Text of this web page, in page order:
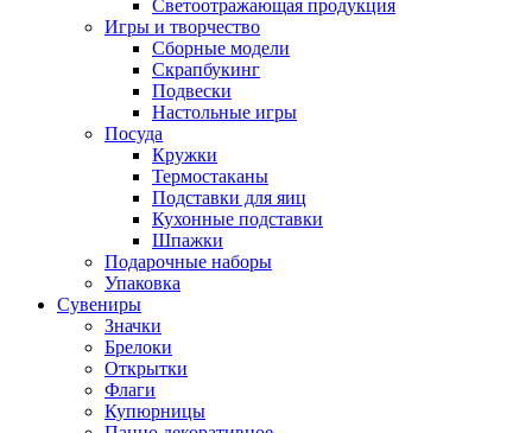
Светоотражающая продукция
Игры и творчество
Сборные модели
Скрапбукинг
Подвески
Настольные игры
Посуда
Кружки
Термостаканы
Подставки для яиц
Кухонные подставки
Шпажки
Подарочные наборы
Упаковка
Сувениры
Значки
Брелоки
Открытки
Флаги
Купюрницы